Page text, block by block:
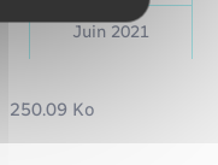
Juin 2021
250.09 Ko